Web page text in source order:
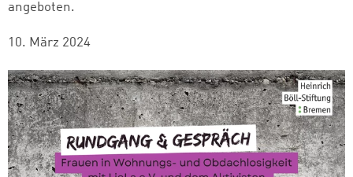
angeboten.
10. März 2024